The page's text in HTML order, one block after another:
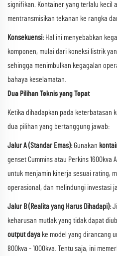
signifikan. Kontainer yang terlalu kecil
mentransmisikan tekanan ke rangka
Konsekuensi: Hal ini menyebabkan
komponen, mulai dari koneksi listrik
sehingga menimbulkan kegagalan
bahaya keselamatan.
Dua Pilihan Teknis yang Tepat
Ketika dihadapkan pada keterbatasan
dua pilihan yang bertanggung jawab:
Jalur A (Standar Emas):Gunakan
genset Cummins atau Perkins 1600kva
untuk menjamin kinerja sesuai rating,
operasional, dan melindungi investasi
Jalur B (Realita yang Harus Dihadapi):
keharusan mutlak yang tidak dapat
output daya ke model yang dirancang
800kva - 1000kva. Tentu saja, ini